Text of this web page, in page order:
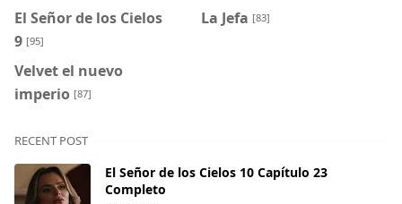
El Señor de los Cielos
9 [95]
La Jefa [83]
Velvet el nuevo
imperio [87]
RECENT POST
El Señor de los Cielos 10 Capítulo 23
Completo